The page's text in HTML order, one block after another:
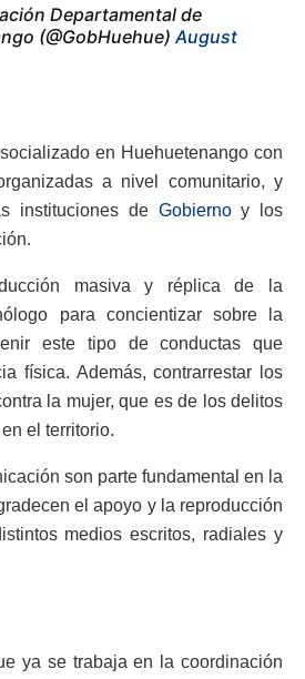
Departamental de
(@GobHuehue) August
en Huehuetenango con
a nivel comunitario, y
instituciones de Gobiernoy los
masiva y réplica de la
para concientizar sobre la
este tipo de conductas que
física. Además, contrarrestar los
la mujer, que es de los delitos
el territorio.
son parte fundamental en la
el apoyo y la reproducción
medios escritos, radiales y
ya se trabaja en la coordinación